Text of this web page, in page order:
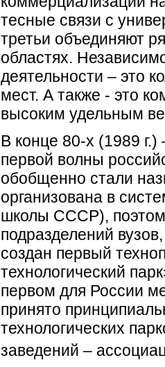
тесные связи с
третьи объединяют
областях.
деятельности – это
мест. А также - это
высоким удельным
В конце 80-х (1989
первой волны
обобщенно стали
организована в
школы СССР),
подразделений
создан первый
технологический
первом для России
принято
технологических
заведений –